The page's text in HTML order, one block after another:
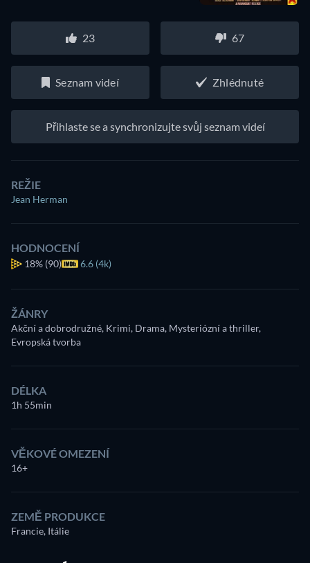
23 67
Seznam videí Zhlédnuté
Přihlaste se a synchronizujte svůj seznam videí
REŽIE
Jean Herman
HODNOCENÍ
18% (90) 6.6 (4k)
ŽÁNRY
Akční a dobrodružné, Krimi, Drama, Mysteriózní a thriller,
Evropská tvorba
DÉLKA
1h 55min
VĚKOVÉ OMEZENÍ
16+
ZEMĚ PRODUKCE
Francie, Itálie